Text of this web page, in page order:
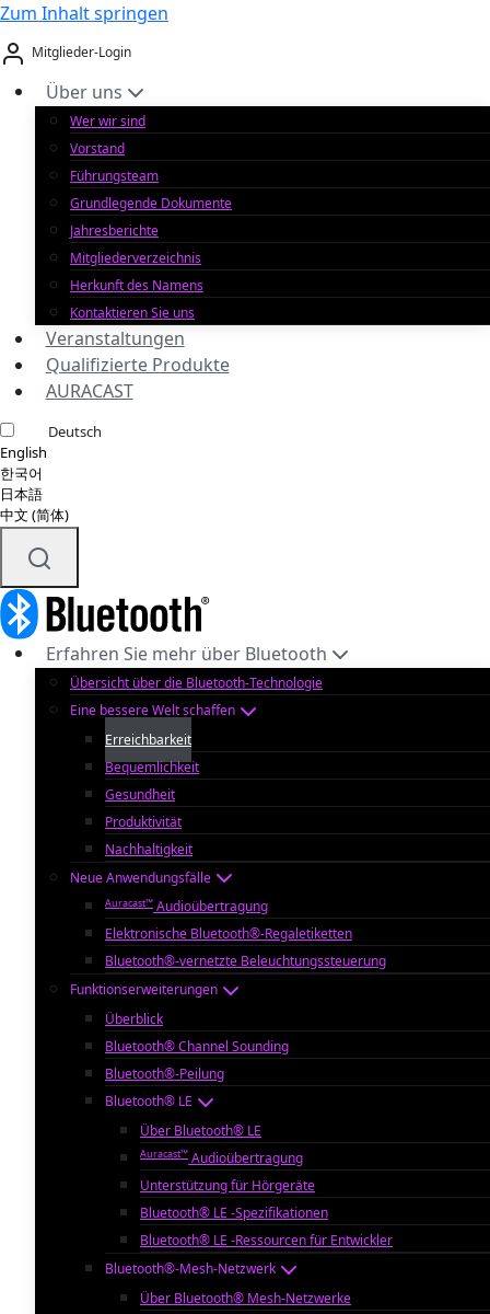
Zum Inhalt springen
Mitglieder-Login
Über uns
Wer wir sind
Vorstand
Führungsteam
Grundlegende Dokumente
Jahresberichte
Mitgliederverzeichnis
Herkunft des Namens
Kontaktieren Sie uns
Veranstaltungen
Qualifizierte Produkte
AURACAST
Deutsch
English
한국어
日本語
中文 (简体)
Erfahren Sie mehr über Bluetooth
Übersicht über die Bluetooth-Technologie
Eine bessere Welt schaffen
Erreichbarkeit
Bequemlichkeit
Gesundheit
Produktivität
Nachhaltigkeit
Neue Anwendungsfälle
Auracast™ Audioübertragung
Elektronische Bluetooth®-Regaletiketten
Bluetooth®-vernetzte Beleuchtungssteuerung
Funktionserweiterungen
Überblick
Bluetooth® Channel Sounding
Bluetooth®-Peilung
Bluetooth® LE
Über Bluetooth® LE
Auracast™ Audioübertragung
Unterstützung für Hörgeräte
Bluetooth® LE -Spezifikationen
Bluetooth® LE -Ressourcen für Entwickler
Bluetooth®-Mesh-Netzwerk
Über Bluetooth® Mesh-Netzwerke